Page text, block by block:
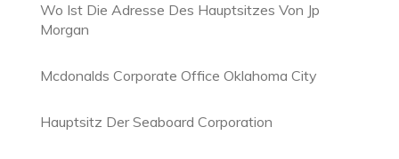
Wo Ist Die Adresse Des Hauptsitzes Von Jp
Morgan
Mcdonalds Corporate Office Oklahoma City
Hauptsitz Der Seaboard Corporation